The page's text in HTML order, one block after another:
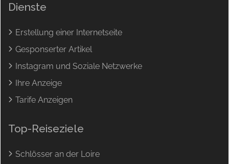
Dienste
Erstellung einer Internetseite
Gesponserter Artikel
Instagram und Soziale Netzwerke
Ihre Anzeige
Tarife Anzeigen
Top-Reiseziele
Schlösser an der Loire